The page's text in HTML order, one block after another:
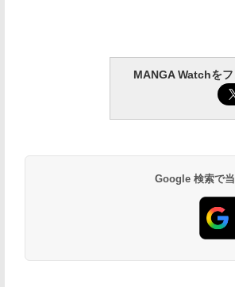
MANGA Watchを
Google 検索で